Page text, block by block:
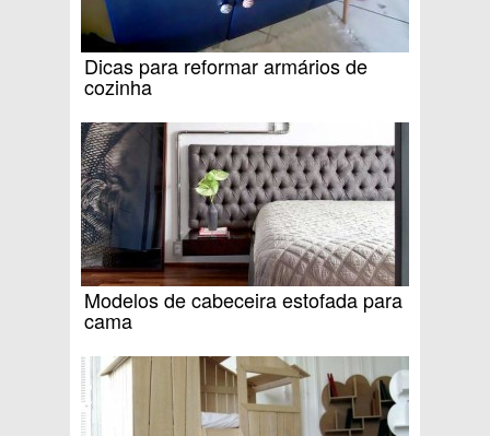
Dicas para reformar armários de
cozinha
Modelos de cabeceira estofada para
cama